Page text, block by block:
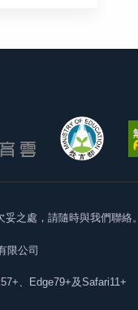
妥之處，請隨時與我們聯絡。
限公司
、Edge79+及Safari11+